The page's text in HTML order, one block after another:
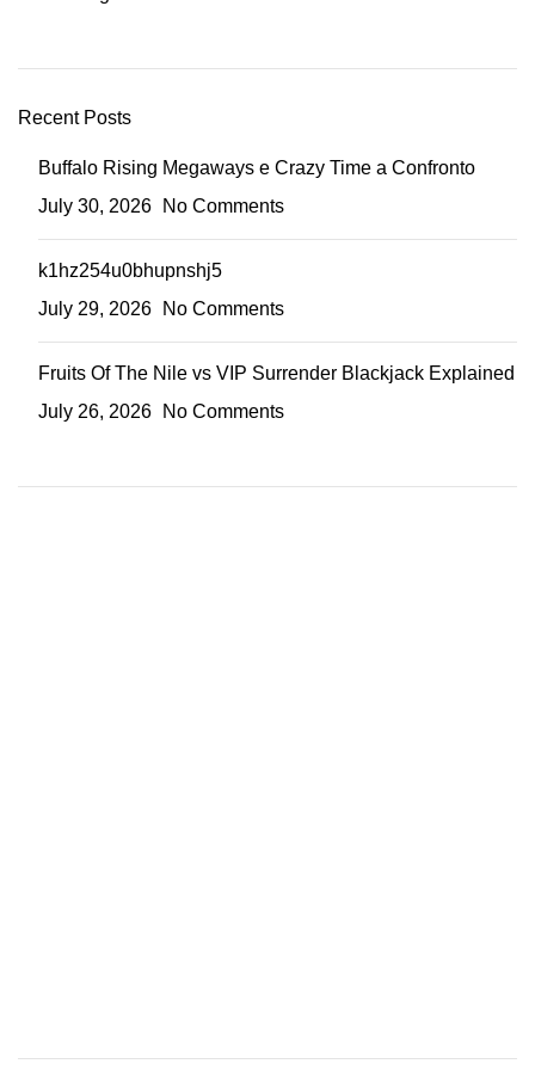
Recent Posts
Buffalo Rising Megaways e Crazy Time a Confronto
July 30, 2026
No Comments
k1hz254u0bhupnshj5
July 29, 2026
No Comments
Fruits Of The Nile vs VIP Surrender Blackjack Explained
July 26, 2026
No Comments